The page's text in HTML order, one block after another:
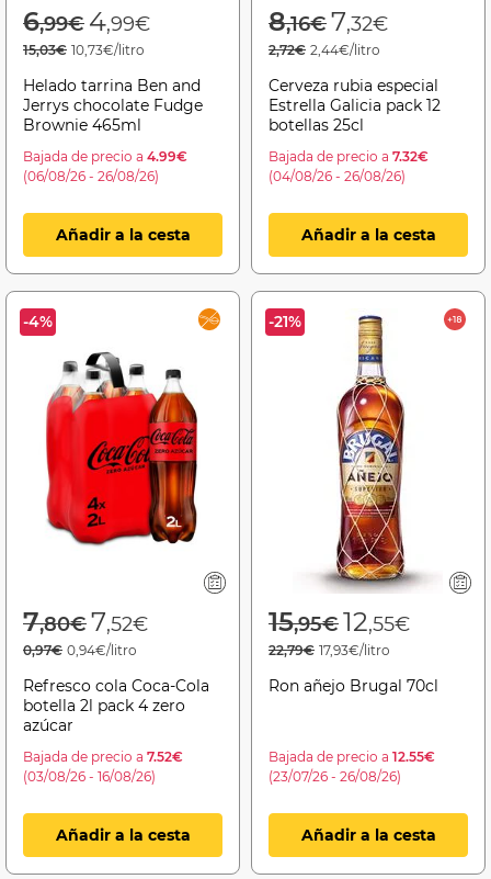
Price reduced from
6,99€to
4,99€
15,03€ 10,73€/litro
Helado tarrina Ben and
Jerrys chocolate Fudge
Brownie 465ml
Bajada de precio a 4.99€
(06/08/26 - 26/08/26)
Añadir a la cesta
Price reduced
8,16€to
7,32€
2,72€ 2,44€/litro
Cerveza rubia especial
Estrella Galicia pack 12
botellas 25cl
Bajada de precio a 7.32€
(04/08/26 - 26/08/26)
Añadir a la cesta
-4%
Price reduced from
7,80€to
7,52€
0,97€ 0,94€/litro
Refresco cola Coca-Cola
botella 2l pack 4 zero
azúcar
Bajada de precio a 7.52€
(03/08/26 - 16/08/26)
Añadir a la cesta
-21%
Price reduced
15,95€to
12,55€
22,79€ 17,93€/litro
Ron añejo Brugal 70cl
Bajada de precio a 12.55€
(23/07/26 - 26/08/26)
Añadir a la cesta